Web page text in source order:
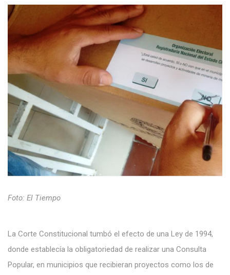
Foto: El Tiempo
La Corte Constitucional tumbó el efecto de una Ley de 1994,
donde establecía la obligatoriedad de realizar una Consulta
Popular, en municipios que recibieran proyectos como los de